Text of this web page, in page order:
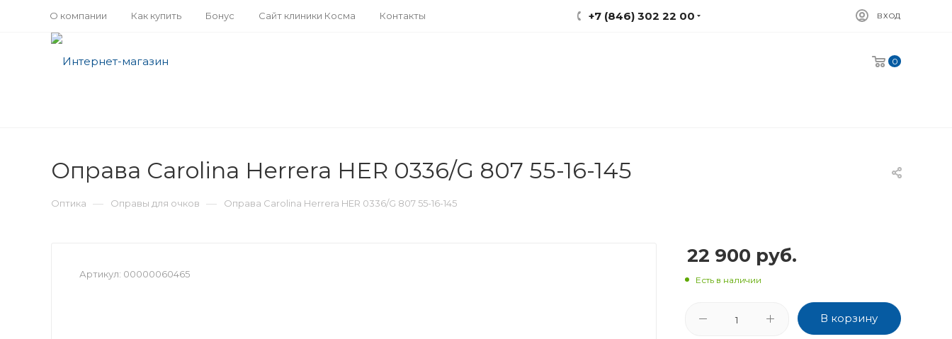
О компании Как купить Бонус Сайт клиники Косма Контакты +7 (846) 302 22 00 ВХОД
0
Оправа Carolina Herrera HER 0336/G 807 55-16-145
Оптика — Оправы для очков — Оправа Carolina Herrera HER 0336/G 807 55-16-145
Артикул: 00000060465
22 900 руб.
Есть в наличии
В корзину